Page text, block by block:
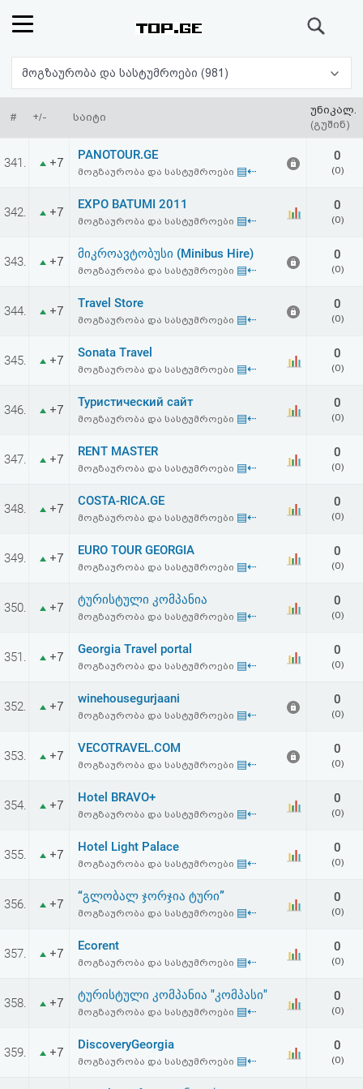
რეიტინგი
(მთავარი)
ფოსტა
პასუხი
ავტორიზაცია
რეგისტრაცია
პაროლის
აღდგენა
HTML
შეთანხმება
უარყოფა
მოგზაურობა და სასტუმროები (981)
# +/- საიტი
უნიკალ.
(გუშინ)
341. +7
PANOTOUR.GE
მოგზაურობა და სასტუმროები ▤⇠
0
(0)
342. +7
EXPO BATUMI 2011
მოგზაურობა და სასტუმროები ▤⇠
0
(0)
343. +7
მიკროავტობუსი (Minibus Hire)
მოგზაურობა და სასტუმროები ▤⇠
0
(0)
344. +7
Travel Store
მოგზაურობა და სასტუმროები ▤⇠
0
(0)
345. +7
Sonata Travel
მოგზაურობა და სასტუმროები ▤⇠
0
(0)
346. +7
Туристический сайт
მოგზაურობა და სასტუმროები ▤⇠
0
(0)
347. +7
RENT MASTER
მოგზაურობა და სასტუმროები ▤⇠
0
(0)
348. +7
COSTA-RICA.GE
მოგზაურობა და სასტუმროები ▤⇠
0
(0)
349. +7
EURO TOUR GEORGIA
მოგზაურობა და სასტუმროები ▤⇠
0
(0)
350. +7
ტურისტული კომპანია
მოგზაურობა და სასტუმროები ▤⇠
0
(0)
351. +7
Georgia Travel portal
მოგზაურობა და სასტუმროები ▤⇠
0
(0)
352. +7
winehousegurjaani
მოგზაურობა და სასტუმროები ▤⇠
0
(0)
353. +7
VECOTRAVEL.COM
მოგზაურობა და სასტუმროები ▤⇠
0
(0)
354. +7
Hotel BRAVO+
მოგზაურობა და სასტუმროები ▤⇠
0
(0)
355. +7
Hotel Light Palace
მოგზაურობა და სასტუმროები ▤⇠
0
(0)
356. +7
“გლობალ ჯორჯია ტური”
მოგზაურობა და სასტუმროები ▤⇠
0
(0)
357. +7
Ecorent
მოგზაურობა და სასტუმროები ▤⇠
0
(0)
358. +7
ტურისტული კომპანია "კომპასი"
მოგზაურობა და სასტუმროები ▤⇠
0
(0)
359. +7
DiscoveryGeorgia
მოგზაურობა და სასტუმროები ▤⇠
0
(0)